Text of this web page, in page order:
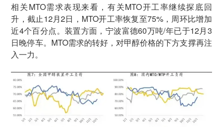
相关MTO需求表现来看，有关MTO开工率继续探底回
升，截止12月2日，MTO开工率恢复至75%，周环比增加
近4个百分点。装置方面，宁波富德60万吨/年已于12月3
日晚停车。MTO需求的转好，对甲醇价格的下方支撑再注
入一力。